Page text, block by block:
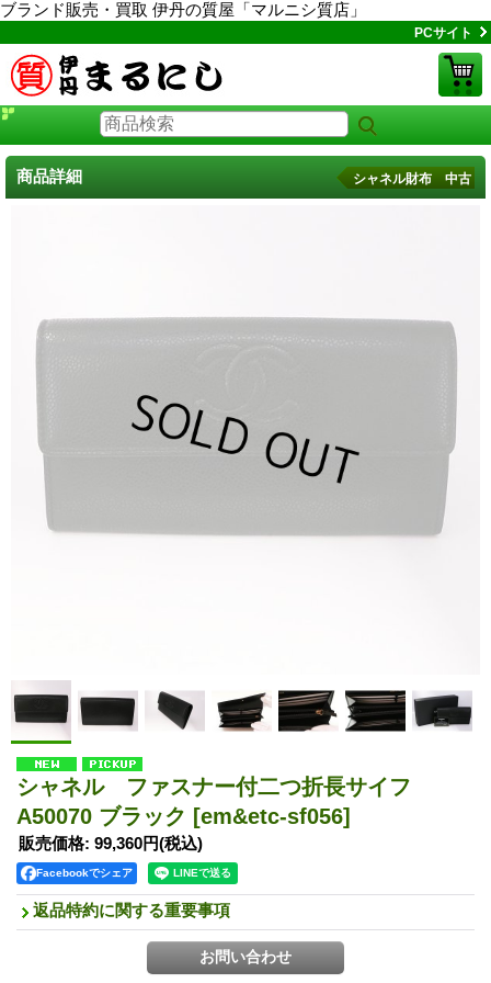
ブランド販売・買取 伊丹の質屋「マルニシ質店」
PCサイト
商品詳細 シャネル財布 中古
シャネル ファスナー付二つ折長サイフ
A50070 ブラック [em&etc-sf056]
販売価格: 99,360円(税込)
Facebookでシェア
返品特約に関する重要事項